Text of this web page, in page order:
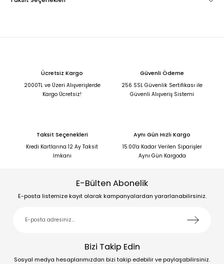
Ücretsiz Kargo
2000TL ve Üzeri Alışverişlerde
Kargo Ücretsiz!
Güvenli Ödeme
256 SSL Güvenlik Sertifikası ile
Güvenli Alışveriş Sistemi
Taksit Seçenekleri
Kredi Kartlarına 12 Ay Taksit
İmkanı
Aynı Gün Hızlı Kargo
15:00'a Kadar Verilen Siparişler
Aynı Gün Kargoda
E-Bülten Abonelik
E-posta listemize kayıt olarak kampanyalardan yararlanabilirsiniz.
Bizi Takip Edin
Sosyal medya hesaplarımızdan bizi takip edebilir ve paylaşabilirsiniz.